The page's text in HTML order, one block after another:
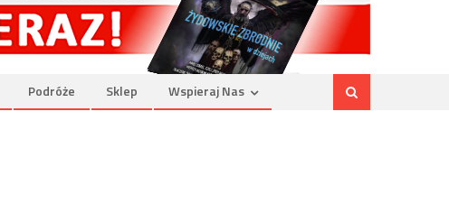
Podróże Sklep Wspieraj Nas